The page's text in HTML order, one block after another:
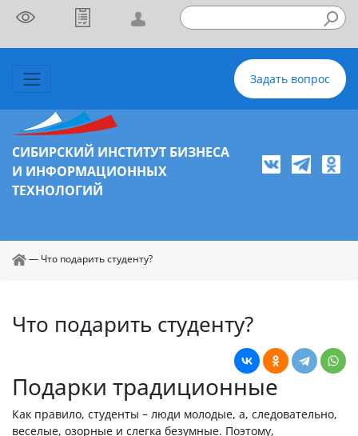
Задать вопрос
СИБИРСКИЙ ИНСТИТУТ БИЗНЕСА
И ИНФОРМАЦИОННЫХ
ТЕХНОЛОГИЙ
— Что подарить студенту?
Что подарить студенту?
Подарки традиционные
Как правило, студенты – люди молодые, а, следовательно,
веселые, озорные и слегка безумные. Поэтому,